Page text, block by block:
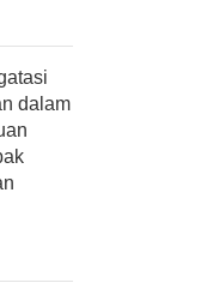
dalam